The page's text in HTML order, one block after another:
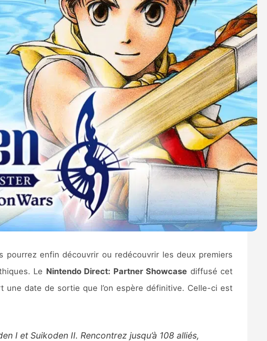
enfin découvrir ou redécouvrir les deux premiers
Le Nintendo Direct: Partner Showcase diffusé cet
une date de sortie que l’on espère définitive. Celle-ci est
I et Suikoden II. Rencontrez jusqu’à 108 alliés,